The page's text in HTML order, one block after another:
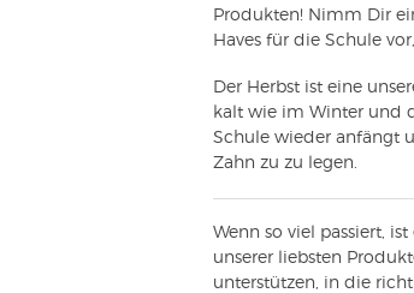
Produkten! Nimm Dir
Haves für die Schule
Der Herbst ist eine
kalt wie im Winter und
Schule wieder anfängt
Zahn zu zu legen.
Wenn so viel passiert,
unserer liebsten
unterstützen, in die